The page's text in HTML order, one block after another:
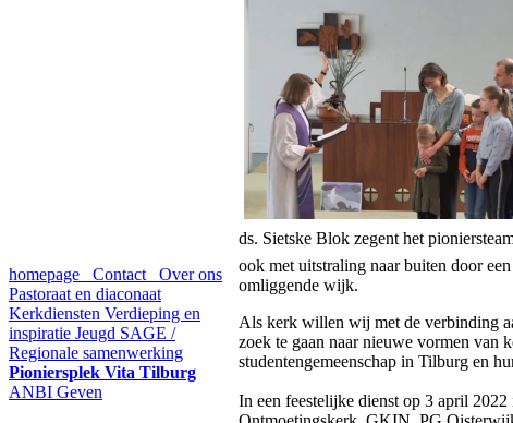
homepage Contact
Over ons
Pastoraat en diaconaat
Kerkdiensten Verdieping en
inspiratie Jeugd SAGE /
Regionale samenwerking
Pioniersplek Vita Tilburg
ANBI Geven
ds. Sietske Blok zegent het
ook met uitstraling naar buiten door
omliggende wijk.
Als kerk willen wij met de verbinding
zoek te gaan naar nieuwe vormen
studentengemeenschap in Tilburg en
In een feestelijke dienst op 3 april